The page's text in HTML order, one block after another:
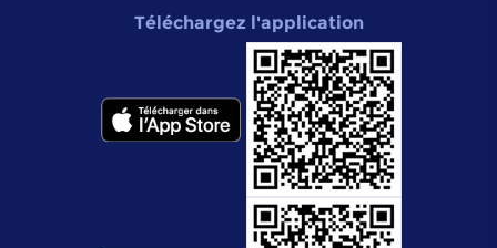
Téléchargez l'application